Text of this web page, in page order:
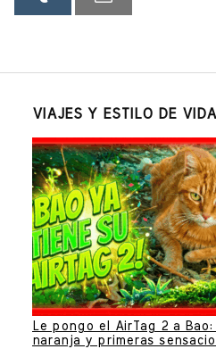
VIAJES Y ESTILO DE VIDA
Le pongo el AirTag 2 a
naranja y primeras